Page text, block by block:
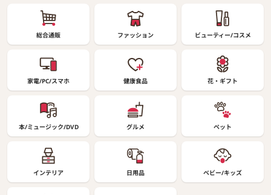
総合通販 ファッション ビューティー/コスメ
家電/PC/スマホ 健康食品 花・ギフト
本/ミュージック/DVD グルメ ペット
インテリア 日用品 ベビー/キッズ